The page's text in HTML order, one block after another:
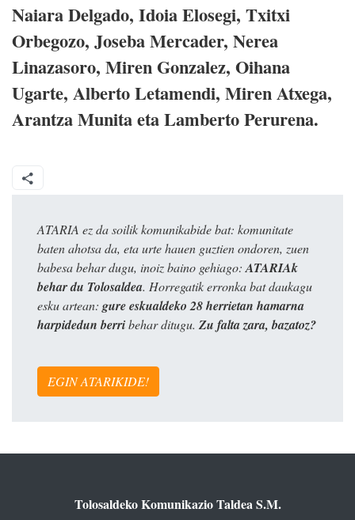
Naiara Delgado, Idoia Elosegi, Txitxi
Orbegozo, Joseba Mercader, Nerea
Linazasoro, Miren Gonzalez, Oihana
Ugarte, Alberto Letamendi, Miren Atxega,
Arantza Munita eta Lamberto Perurena.
ATARIA ez da soilik komunikabide bat: komunitate
baten ahotsa da, eta urte hauen guztien ondoren, zuen
babesa behar dugu, inoiz baino gehiago: ATARIAk
behar du Tolosaldea. Horregatik erronka bat daukagu
esku artean: gure eskualdeko 28 herrietan hamarna
harpidedun berribehar ditugu. Zu falta zara, bazatoz?
EGIN ATARIKIDE!
Tolosaldeko Komunikazio Taldea S.M.